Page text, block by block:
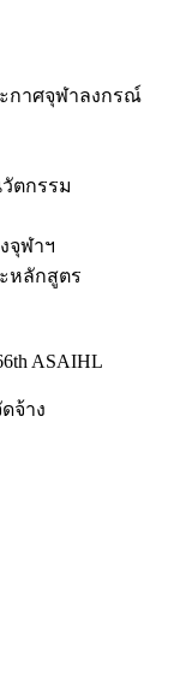
กาศจุฬาลงกรณ์
ตกรรม
จุฬาฯ
หลักสูตร
ASAIHL
จ้าง